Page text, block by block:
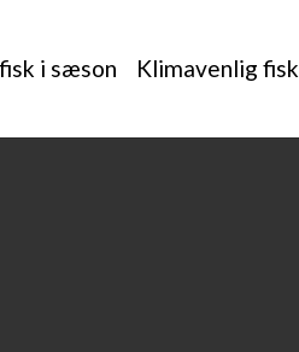
i sæson Klimavenlig fisk